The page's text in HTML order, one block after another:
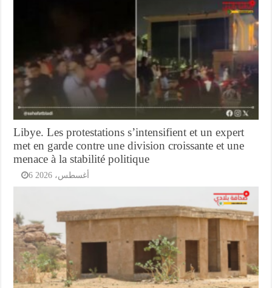
Libye. Les protestations s’intensifient et un expert
met en garde contre une division croissante et une
menace à la stabilité politique
6 أغسطس، 2026